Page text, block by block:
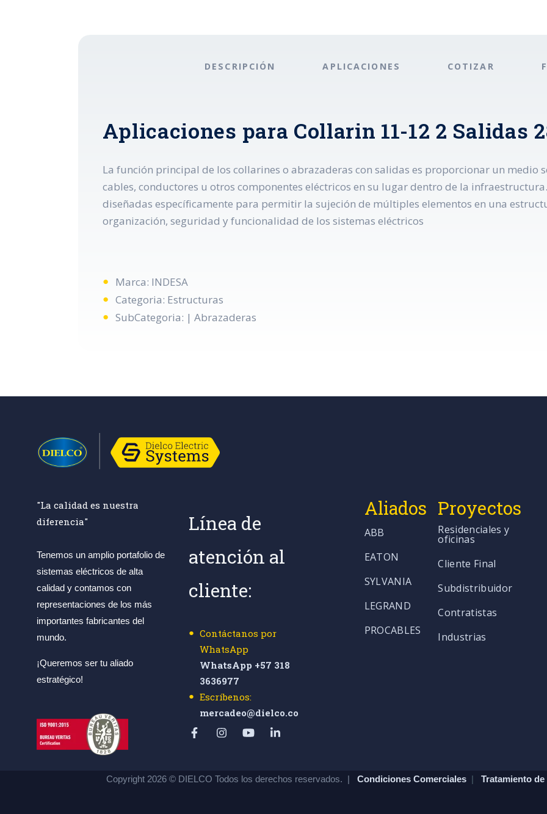
DESCRIPCIÓN APLICACIONES COTIZAR
Aplicaciones para Collarin 11-12 2 Salidas
La función principal de los collarines o abrazaderas con salidas es proporcionar un medio
cables, conductores u otros componentes eléctricos en su lugar dentro de la
diseñadas específicamente para permitir la sujeción de múltiples elementos en una
organización, seguridad y funcionalidad de los sistemas eléctricos
Marca: INDESA
Categoria: Estructuras
SubCategoria: | Abrazaderas
"La calidad es nuestra
diferencia"
Tenemos un amplio portafolio de
sistemas eléctricos de alta
calidad y contamos con
representaciones de los más
importantes fabricantes del
mundo.
¡Queremos ser tu aliado
estratégico!
Línea de
atención al
cliente:
Contáctanos por
WhatsApp
WhatsApp +57 318
3636977
Escríbenos:
mercadeo@dielco.co
Aliados
ABB
EATON
SYLVANIA
LEGRAND
PROCABLES
Proyectos
Residenciales y
oficinas
Cliente Final
Subdistribuidor
Contratistas
Industrias
Copyright 2026 © DIELCO Todos los derechos reservados. | Condiciones Comerciales| Tratamiento